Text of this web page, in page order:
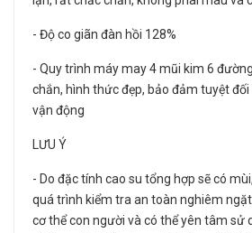
- Độ co giãn đàn hồi 128%
- Quy trình máy may 4 mũi kim 6
chắn, hình thức đẹp, bảo đảm tuyệt
vận động
LƯU Ý
- Do đặc tính cao su tổng hợp sẽ có
quá trình kiểm tra an toàn nghiêm
cơ thể con người và có thể yên tâm sử